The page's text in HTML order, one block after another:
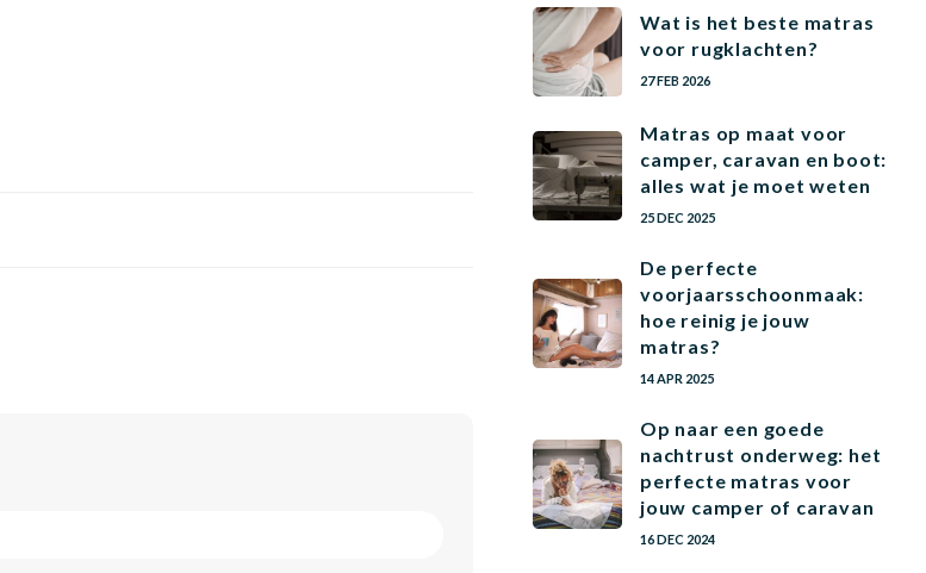
Wat is het beste matras
voor rugklachten?
27 FEB 2026
Matras op maat voor
camper, caravan en boot:
alles wat je moet weten
25 DEC 2025
De perfecte
voorjaarsschoonmaak:
hoe reinig je jouw
matras?
14 APR 2025
Op naar een goede
nachtrust onderweg: het
perfecte matras voor
jouw camper of caravan
16 DEC 2024